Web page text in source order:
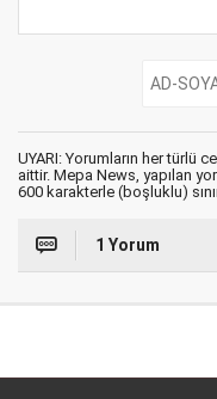
UYARI: Yorumların her türlü
aittir. Mepa News, yapılan
600 karakterle (boşluklu)
1 Yorum